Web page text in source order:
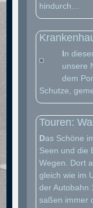
hindurch…
In
unsere
dem
Schutze,
Touren:
Das Schöne
Seen und die
Wegen. Dort
gleich wie im
der Autobahn
saßen immer